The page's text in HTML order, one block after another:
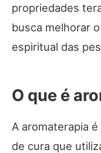
propriedades
busca melhorar
espiritual das
O que é
A aromaterapia
de cura que